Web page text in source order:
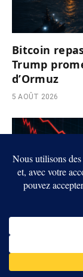
Bitcoin
Trump
d’Ormuz
5 AOÛT 2026
Crypto :